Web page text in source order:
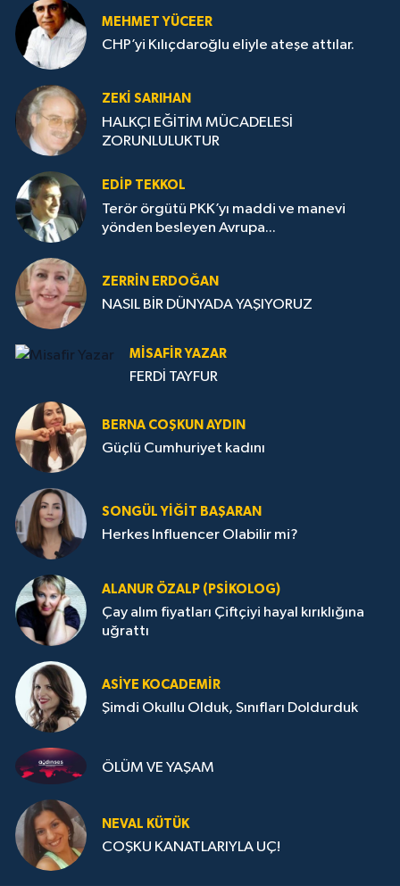
MEHMET YÜCEER
CHP’yi Kılıçdaroğlu eliyle ateşe attılar.
ZEKI SARIHAN
HALKÇI EĞİTİM MÜCADELESİ
ZORUNLULUKTUR
EDIP TEKKOL
Terör örgütü PKK’yı maddi ve manevi
yönden besleyen Avrupa...
ZERRIN ERDOĞAN
NASIL BİR DÜNYADA YAŞIYORUZ
MISAFIR YAZAR
FERDİ TAYFUR
BERNA COŞKUN AYDIN
Güçlü Cumhuriyet kadını
SONGÜL YIĞIT BAŞARAN
Herkes Influencer Olabilir mi?
ALANUR ÖZALP (PSIKOLOG)
Çay alım fiyatları Çiftçiyi hayal kırıklığına
uğrattı
ASIYE KOCADEMİR
Şimdi Okullu Olduk, Sınıfları Doldurduk
ÖLÜM VE YAŞAM
NEVAL KÜTÜK
COŞKU KANATLARIYLA UÇ!